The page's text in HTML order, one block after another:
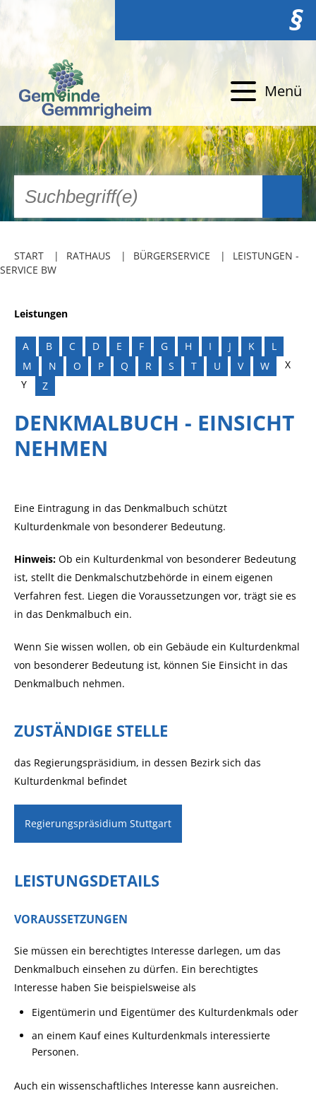
§
Menü
START RATHAUS BÜRGERSERVICE
LEISTUNGEN -
SERVICE BW
Leistungen
A B C D E F G H I J K
L
M
N O P Q R S T U V W
X
Y
Z
DENKMALBUCH - EINSICHT
NEHMEN
Eine Eintragung in das Denkmalbuch schützt
Kulturdenkmale von besonderer Bedeutung.
Hinweis: Ob ein Kulturdenkmal von besonderer Bedeutung
ist, stellt die Denkmalschutzbehörde in einem eigenen
Verfahren fest. Liegen die Voraussetzungen vor, trägt sie es
in das Denkmalbuch ein.
Wenn Sie wissen wollen, ob ein Gebäude ein Kulturdenkmal
von besonderer Bedeutung ist, können Sie Einsicht in das
Denkmalbuch nehmen.
ZUSTÄNDIGE STELLE
das Regierungspräsidium, in dessen Bezirk sich das
Kulturdenkmal befindet
Regierungspräsidium Stuttgart
LEISTUNGSDETAILS
VORAUSSETZUNGEN
Sie müssen ein berechtigtes Interesse darlegen, um das
Denkmalbuch einsehen zu dürfen. Ein berechtigtes
Interesse haben Sie beispielsweise als
Eigentümerin und Eigentümer des Kulturdenkmals oder
an einem Kaufeines Kulturdenkmals interessierte
Personen.
Auch ein wissenschaftliches Interesse kann ausreichen.